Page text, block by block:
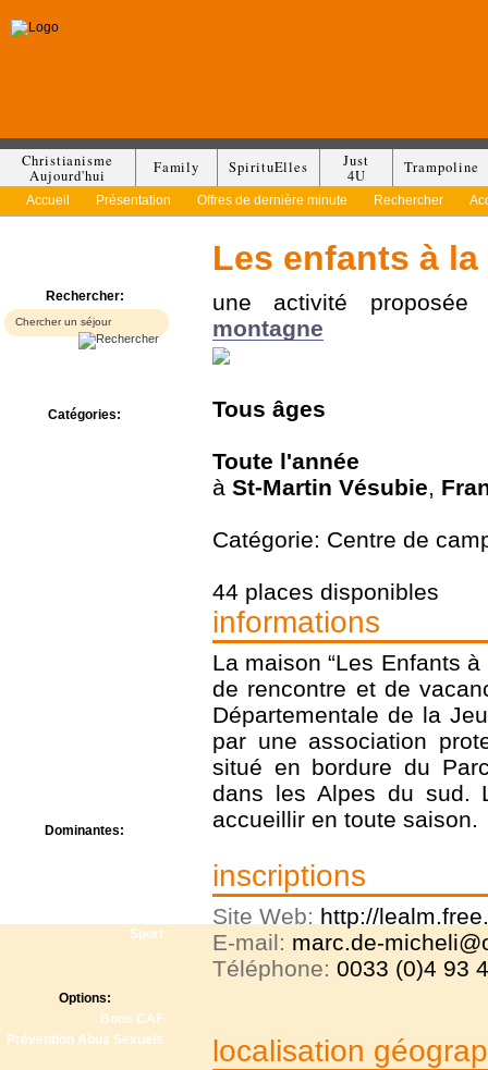
Christianisme
Aujourd'hui
Family SpirituElles
Just
4U
Trampoline
Accueil Présentation Offres de dernière minute Rechercher
Rechercher:
Catégories:
Dominantes:
Sport
Options:
Bons CAF
Prévention Abus Sexuels
Les enfants à
une activité
montagne
Tous âges
Toute l'année
à St-Martin Vésubie,
Catégorie: Centre de
44 places disponibles
informations
La maison “Les Enfants
de rencontre et de
Départementale de la
par une association
situé en bordure du
dans les Alpes du sud.
accueillir en toute saison.
inscriptions
Site Web: http://
E-mail: marc.de-
Téléphone: 0033 (0)4 93
localisation